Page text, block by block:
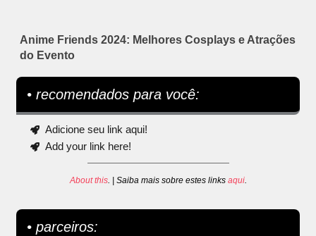
Anime Friends 2024: Melhores Cosplays e Atrações
do Evento
• recomendados para você:
Adicione seu link aqui!
Add your link here!
About this. | Saiba mais sobre estes links aqui.
• parceiros: